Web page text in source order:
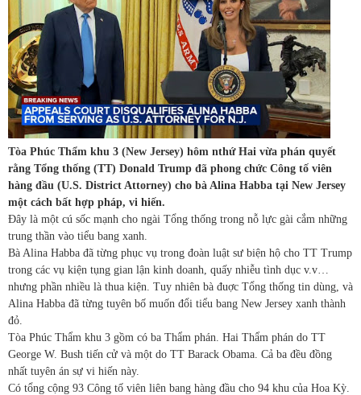
Tòa Phúc Thẩm khu 3 (New Jersey) hôm nthứ Hai vừa phán quyết
rằng Tổng thống (TT) Donald Trump đã phong chức Công tố viên
hàng đầu (U.S. District Attorney) cho bà Alina Habba tại New Jersey
một cách bất hợp pháp, vi hiến.
Đây là một cú sốc mạnh cho ngài Tổng thống trong nỗ lực gài cắm những
trung thần vào tiểu bang xanh.
Bà Alina Habba đã từng phục vụ trong đoàn luật sư biện hộ cho TT Trump
trong các vụ kiện tụng gian lận kinh doanh, quấy nhiễu tình dục v.v…
nhưng phần nhiều là thua kiện. Tuy nhiên bà đuợc Tổng thống tin dùng, và
Alina Habba đã từng tuyên bố muốn đổi tiểu bang New Jersey xanh thành
đỏ.
Tòa Phúc Thẩm khu 3 gồm có ba Thẩm phán. Hai Thẩm phán do TT
George W. Bush tiến cử và một do TT Barack Obama. Cả ba đều đồng
nhất tuyên án sự vi hiến này.
Có tổng cộng 93 Công tố viên liên bang hàng đầu cho 94 khu của Hoa Kỳ.